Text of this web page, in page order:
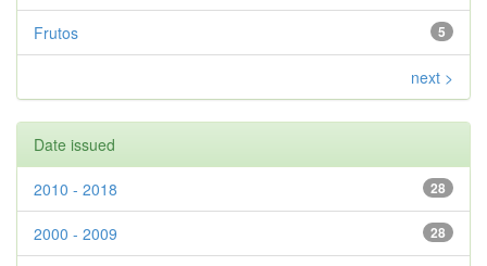
5
Frutos
next >
Date issued
28
2010 - 2018
28
2000 - 2009